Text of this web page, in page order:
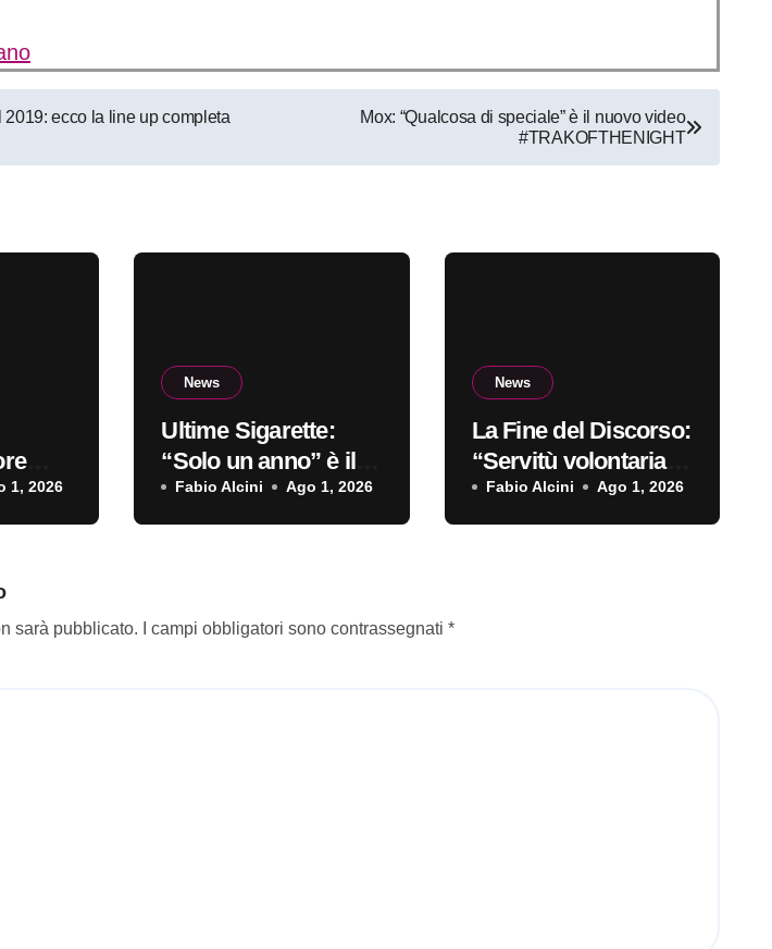
2019: ecco la line up completa
Mox: “Qualcosa di speciale” è il nuovo video
#TRAKOFTHENIGHT
1, 2026
News
Ultime Sigarette:
“Solo un anno” è il
singolo d’esordio
Fabio Alcini Ago 1, 2026
News
La Fine del Discorso:
“Servitù volontaria”
è il primo singolo
Fabio Alcini Ago 1, 2026
sarà pubblicato. I campi obbligatori sono contrassegnati *